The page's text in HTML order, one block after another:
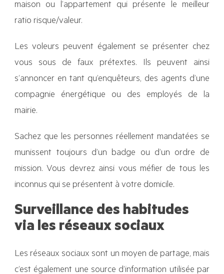
maison ou l’appartement qui présente le meilleur
ratio risque/valeur.
Les voleurs peuvent également se présenter chez
vous sous de faux prétextes. Ils peuvent ainsi
s’annoncer en tant qu’enquêteurs, des agents d’une
compagnie énergétique ou des employés de la
mairie.
Sachez que les personnes réellement mandatées se
munissent toujours d’un badge ou d’un ordre de
mission. Vous devrez ainsi vous méfier de tous les
inconnus qui se présentent à votre domicile.
Surveillance des habitudes
via les réseaux sociaux
Les réseaux sociaux sont un moyen de partage, mais
c’est également une source d’information utilisée par